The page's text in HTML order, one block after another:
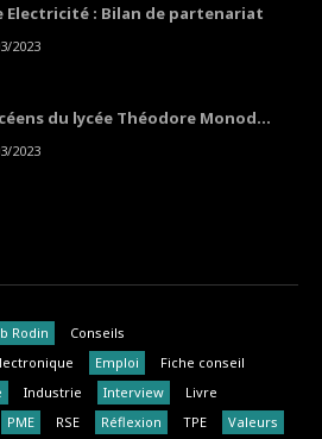
Electricité : Bilan de partenariat
2023
du lycée Théodore Monod...
2023
Rodin
Conseils
Emploi
Fiche conseil
Industrie Interview
Livre
PME RSE Réflexion TPE
Valeurs